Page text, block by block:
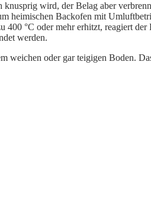
wird, der Belag aber
heimischen Backofen mit
°C oder mehr erhitzt, reagiert
werden.
weichen oder gar teigigen Boden.